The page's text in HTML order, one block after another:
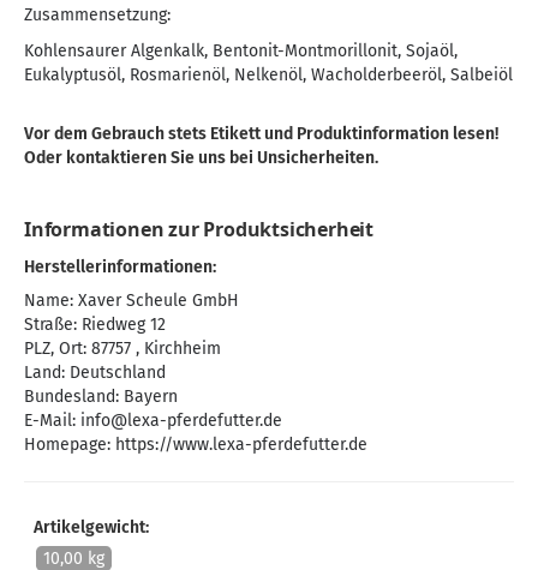
Zusammensetzung:
Kohlensaurer Algenkalk, Bentonit-Montmorillonit, Sojaöl,
Eukalyptusöl, Rosmarienöl, Nelkenöl, Wacholderbeeröl, Salbeiöl
Vor dem Gebrauch stets Etikett und Produktinformation lesen!
Oder kontaktieren Sie uns bei Unsicherheiten.
Informationen zur Produktsicherheit
Herstellerinformationen:
Name: Xaver Scheule GmbH
Straße: Riedweg 12
PLZ, Ort: 87757 , Kirchheim
Land: Deutschland
Bundesland: Bayern
E-Mail: info@lexa-pferdefutter.de
Homepage: https://www.lexa-pferdefutter.de
Artikelgewicht:
10,00 kg